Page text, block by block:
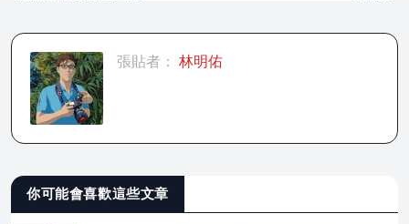
張貼者： 林明佑
你可能會喜歡這些文章